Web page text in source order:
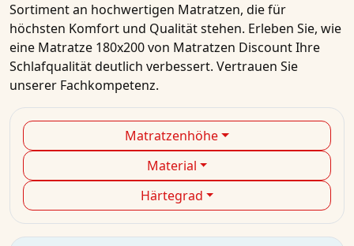
Sortiment an hochwertigen Matratzen, die für
höchsten Komfort und Qualität stehen. Erleben Sie, wie
eine Matratze 180x200 von Matratzen Discount Ihre
Schlafqualität deutlich verbessert. Vertrauen Sie
unserer Fachkompetenz.
Matratzenhöhe
Material
Härtegrad